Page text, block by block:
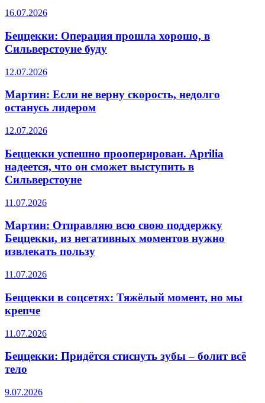
16.07.2026
Беццекки: Операция прошла хорошо, в
Сильверстоуне буду
12.07.2026
Мартин: Если не верну скорость, недолго
останусь лидером
12.07.2026
Беццекки успешно прооперирован. Aprilia
надеется, что он сможет выступить в
Сильверстоуне
11.07.2026
Мартин: Отправляю всю свою поддержку
Беццекки, из негативных моментов нужно
извлекать пользу
11.07.2026
Беццекки в соцсетях: Тяжёлый момент, но мы
крепче
11.07.2026
Беццекки: Придётся стиснуть зубы – болит всё
тело
9.07.2026